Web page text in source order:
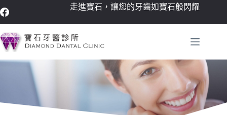
走進寶石，讓您的牙齒如寶石般閃耀